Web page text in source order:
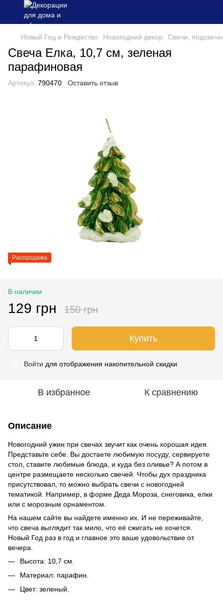
Новый Год и Рождество Новогодний декор Свечи,
Свеча Елка, 10,7 см, зеленая
парафиновая
Артикул: 790470 Оставить отзыв
Распродажа
В наличии
129 грн 150 грн
Купить
Войти для отображения накопительной скидки
В избранное К сравнению
Описание
Новогодний ужин при свечах звучит как очень хорошая идея.
Представьте себе. Вы достаете любимую посуду, сервируете
стол, ставите любимые блюда, и куда без оливье? А потом в
центре размещаете несколько свечей. Чтобы дух праздника
присутствовал, то можно выбрать свечи с новогодней
тематикой. Например, в форме Деда Мороза, снеговика, елки
или с морозным орнаментом.
На нашем сайте вы найдете именно их. И не переживайте,
что свеча выглядит так мило, что её сжигать не хочется.
Новый Год раз в год и главное это ваше удовольствие от
вечера.
Высота: 10,7 см.
Материал: парафин.
Цвет: зеленый.